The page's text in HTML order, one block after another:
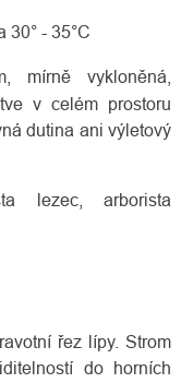
30° - 35°C
vykloněná,
v celém prostoru
dutina ani výletový
lezec, arborista
řez lípy. Strom
do horních